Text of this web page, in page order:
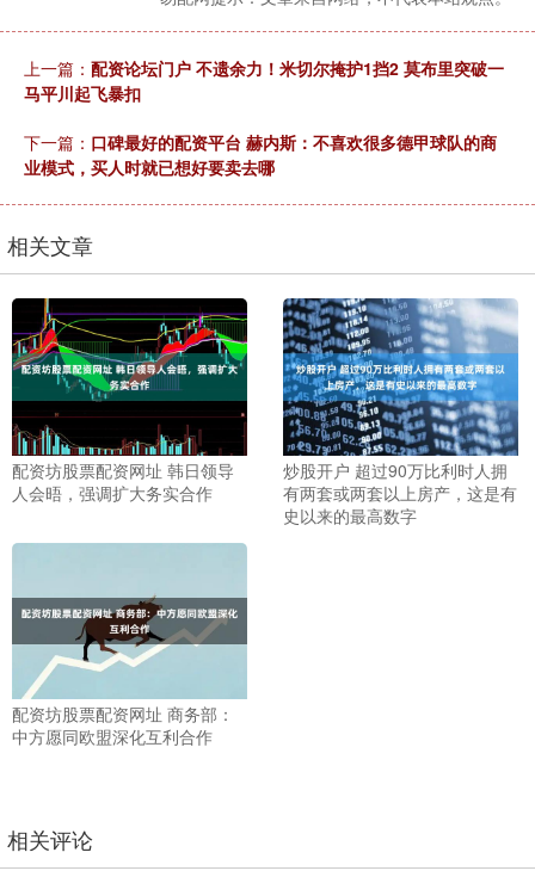
上一篇： 配资论坛门户 不遗余力！米切尔掩护1挡2 莫布里突破一
马平川起飞暴扣
下一篇： 口碑最好的配资平台 赫内斯：不喜欢很多德甲球队的商
业模式，买人时就已想好要卖去哪
相关文章
配资坊股票配资网址 韩日领导
人会晤，强调扩大务实合作
炒股开户 超过90万比利时人拥
有两套或两套以上房产，这是有
史以来的最高数字
配资坊股票配资网址 商务部：
中方愿同欧盟深化互利合作
相关评论